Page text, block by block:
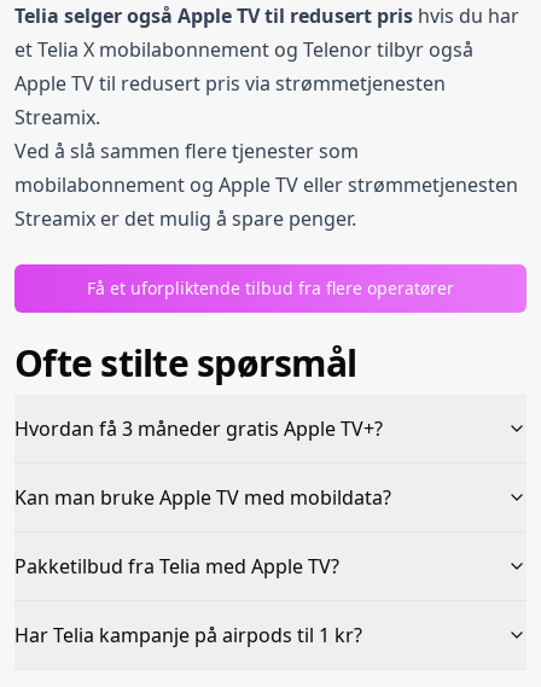
Telia selger også Apple TV til redusert pris hvis du har
et Telia X mobilabonnement og Telenor tilbyr også
Apple TV til redusert pris via strømmetjenesten
Streamix.
Ved å slå sammen flere tjenester som
mobilabonnement og Apple TV eller strømmetjenesten
Streamix er det mulig å spare penger.
Få et uforpliktende tilbud fra flere operatører
Ofte stilte spørsmål
Hvordan få 3 måneder gratis Apple TV+?
Kan man bruke Apple TV med mobildata?
Pakketilbud fra Telia med Apple TV?
Har Telia kampanje på airpods til 1 kr?